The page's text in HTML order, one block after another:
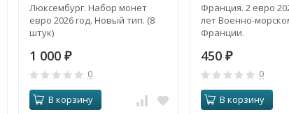
Люксембург. Набор монет
евро 2026 год. Новый тип. (8
штук)
1 000 ₽
0
В корзину
Франция. 2 евро
лет Военно-
Франции.
450 ₽
0
В корзину